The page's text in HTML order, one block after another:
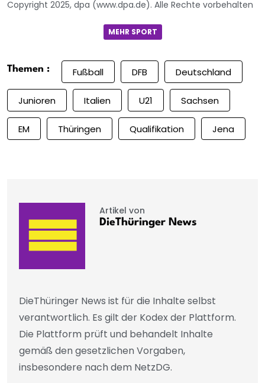
Copyright 2025, dpa (www.dpa.de). Alle Rechte vorbehalten
MEHR SPORT
Themen : Fußball DFB Deutschland
Junioren Italien U21 Sachsen
EM Thüringen Qualifikation Jena
Artikel von
DieThüringer News
DieThüringer News ist für die Inhalte selbst
verantwortlich. Es gilt der Kodex der Plattform.
Die Plattform prüft und behandelt Inhalte
gemäß den gesetzlichen Vorgaben,
insbesondere nach dem NetzDG.